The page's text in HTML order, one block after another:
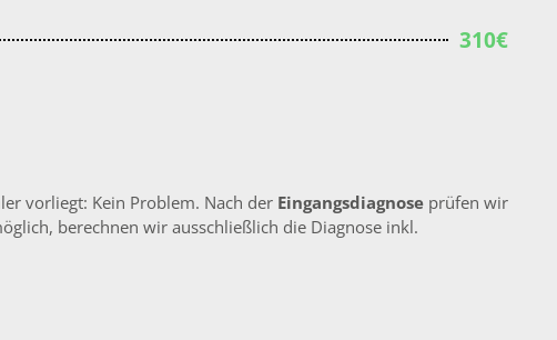
310€
vorliegt: Kein Problem. Nach der Eingangsdiagnose prüfen wir
berechnen wir ausschließlich die Diagnose inkl.